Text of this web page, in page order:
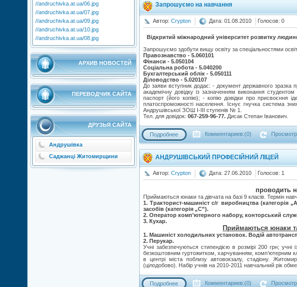
//andruchivka.at.ua/06.jpg
//andruchivka.at.ua/07.jpg
//andruchivka.at.ua/09.jpg
//andruchivka.at.ua/10.jpg
//andruchivka.at.ua/08.jpg
АРХИВ НОВОСТЕЙ
ПЕРЕВОДЧИК САЙТА
ДРУЗЬЯ САЙТА
Андрушівка
Саджанці Житомирщини
Запрошуємо на навчання
Автор: Crypton Дата: 01.08.2010 Голосов: 0
Відкритий міжнародний університет розвитку
Запрошуємо здобути вищу освіту за спеціальностями
Правознавство - 5.060101
Фінанси - 5.050104
Соціальна робота - 5.040200
Бухгалтерський облік - 5.050111
Діловодство - 5.020107
До заяви вступник додає: - документ державного зразка
академічну довідку із зазначенням виконання
паспорт (його копію); - копію довідки про присвоєння
платоспроможності населення. Існує гнучка система
Андрушівської ЗОШ І-ІІІ ступенів № 1.
Тел. для довідок: 067-259-96-77. Дисак Степан Іванович.
Подробнее Комментариев:(0)
АНДРУШІВСЬКИЙ ПРОФЕСІЙНИЙ ЛІЦЕЙ
Автор: Crypton Дата: 27.06.2010 Голосов: 1
проводить
Приймаються юнаки та дівчата на базі 9 класів. Термін
1. Тракторист-машиніст с/г виробництва (категорія
засобів (категорія „С”).
2. Оператор комп’ютерного набору, конторський
3. Кухар.
Приймаються юнаки та
1. Машиніст холодильних установок. Водій
2. Перукар.
Учні забезпечуються стипендією в розмірі 200 грн; учні
безкоштовним гуртожитком, харчуванням, комп’ютерним
в центрі міста поблизу автовокзалу, стадіону.
(цілодобово). Набір учнів на 2010-2011 навчальний рік
Подробнее Комментариев:(0)